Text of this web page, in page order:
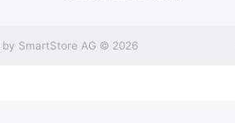
by SmartStore AG © 2026